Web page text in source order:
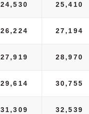
24,530 25,410
26,224 27,194
27,919 28,970
29,614 30,755
31,309 32,539